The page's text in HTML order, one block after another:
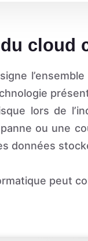
cloud
lors de
ou une
données
peut